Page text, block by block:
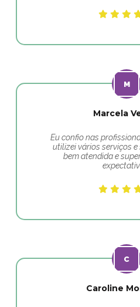
Marcela
Eu confio nas
utilizei vários serviços
bem atendida e
Caroline